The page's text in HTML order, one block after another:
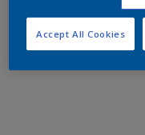
Accept All Cookies